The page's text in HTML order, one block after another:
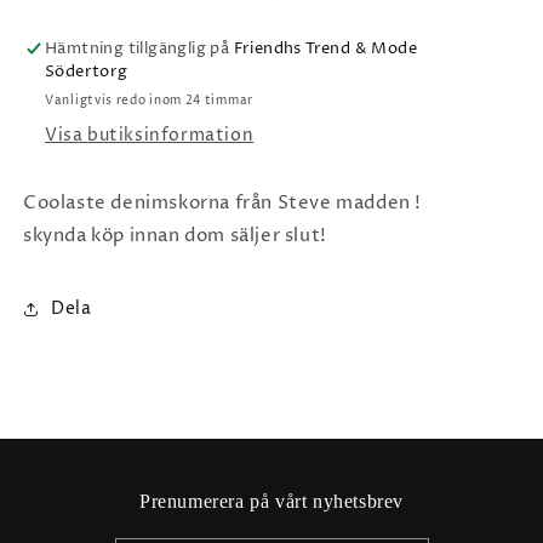
Hämtning tillgänglig på Friendhs Trend & Mode
Södertorg
Vanligtvis redo inom 24 timmar
Visa butiksinformation
Coolaste denimskorna från Steve madden !
skynda köp innan dom säljer slut!
Dela
Prenumerera på vårt nyhetsbrev